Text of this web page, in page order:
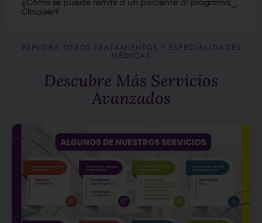
Clinalser?
EXPLORA OTROS TRATAMIENTOS Y ESPECIALIDADES
MÉDICAS
Descubre Más Servicios
Avanzados